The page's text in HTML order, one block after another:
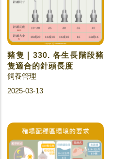
豬隻｜330. 各生長階段豬
隻適合的針頭長度
飼養管理
2025-03-13